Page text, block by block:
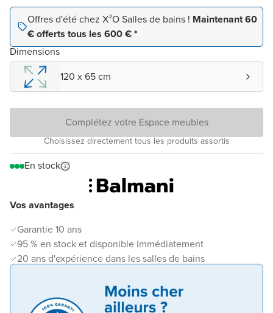
Vos avantages
Garantie 10 ans
95 % en stock et disponible immédiatement
20 ans d'expérience dans les salles de bains
Offres d'été chez X²O Salles de bains ! Maintenant 60
€ offerts tous les 600 € *
Dimensions
120 x 65 cm
Complétez votre Espace meubles
Choisissez directement tous les produits assortis
En stock